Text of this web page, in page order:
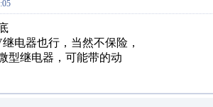
电器也行，当然不保险，
型继电器，可能带的动